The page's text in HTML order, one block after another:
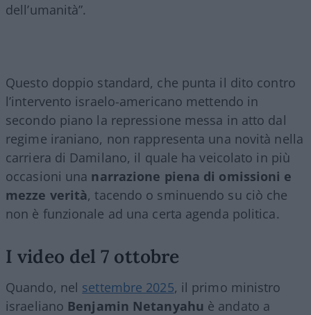
dell’umanità”.
Questo doppio standard, che punta il dito contro
l’intervento israelo-americano mettendo in
secondo piano la repressione messa in atto dal
regime iraniano, non rappresenta una novità nella
carriera di Damilano, il quale ha veicolato in più
occasioni una narrazione piena di omissioni e
mezze verità, tacendo o sminuendo su ciò che
non è funzionale ad una certa agenda politica.
I video del 7 ottobre
Quando, nel settembre 2025, il primo ministro
israeliano Benjamin Netanyahu è andato a